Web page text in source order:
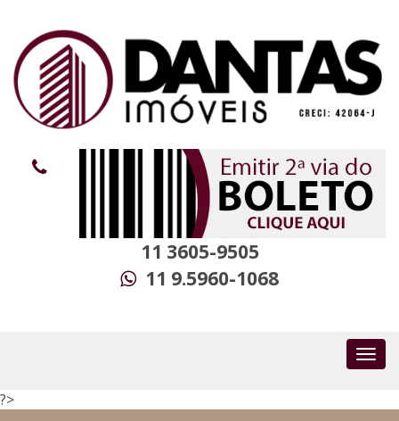
11 3605-9505
11 9.5960-1068
?>